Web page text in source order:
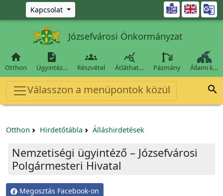
Ugrás a fő tartalomra
Kapcsolat 
Józsefvárosi Önkormányzat

Otthon

Ügyintéz…

Részvétel

Átláthat… Pázmány Állami k…
Válasszon a menüpontok közül 
Otthon Hirdetőtábla Álláshirdetések
Nemzetiségi ügyintéző – Józsefvárosi
Polgármesteri Hivatal
Megosztás Facebook-on